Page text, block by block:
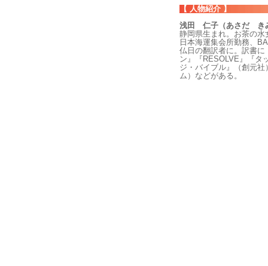
【 人物紹介 】
浅田 仁子（あさだ き
静岡県生まれ。お茶の
日本海運集会所勤務、
仏日の翻訳者に。訳書
ン』『RESOLVE』『タ
ジ・バイブル』（創元
ム）などがある。